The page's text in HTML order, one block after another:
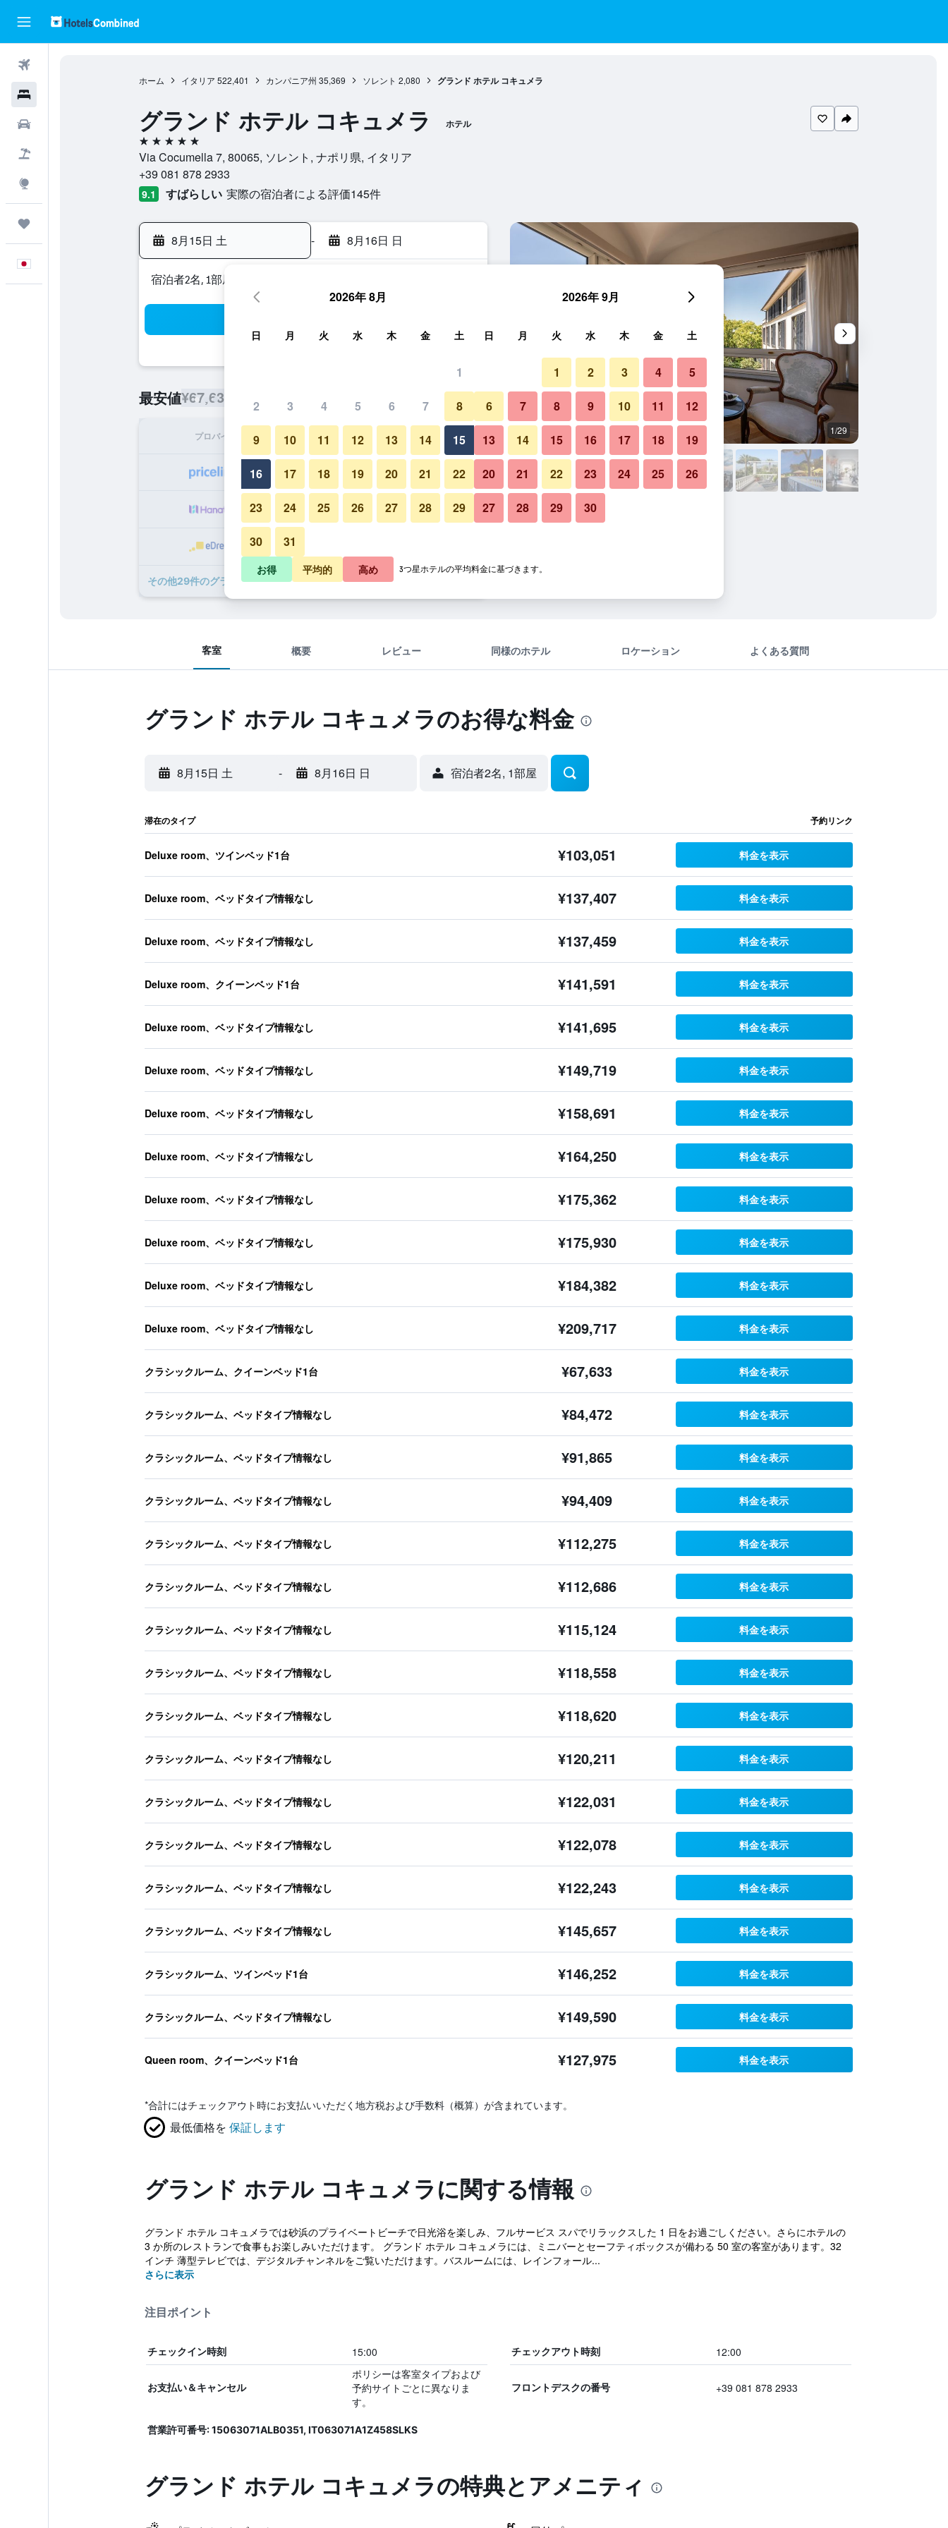
ホーム イタリア 522,401 カンパニア州 35,369 ソレント 2,080 グランド ホテル コキュメラ
グランド ホテル コキュメラ ホテル
5つ星
Via Cocumella 7, 80065, ソレント, ナポリ県, イタリア
+39 081 878 2933
9.1 すばらしい 実際の宿泊者による評価145​件
8月15日 土 - 8月16日 日
宿泊者2名, 1​部屋
最安値¥67,633
プロバイダ 1泊あたり合計
¥67,633 プランを見る
¥84,472 プランを見る
​その他29​件のグランド ホテル コキュメラのオファー
バルコニー 1/29
グランド ホテル コキュメラの写真
客室 概要 レビュー 同様のホテル ロケーション よくある質問
グランド ホテル コキュメラのお得な料金
8月15日 土 - 8月16日 日 宿泊者2名, 1​部屋
滞在のタイプ 予約リンク
Deluxe room、ツインベッド1台 ¥103,051 料金を表示
Deluxe room、ベッドタイプ情報なし ¥137,407 料金を表示
Deluxe room、ベッドタイプ情報なし ¥137,459 料金を表示
Deluxe room、クイーンベッド1台 ¥141,591 料金を表示
Deluxe room、ベッドタイプ情報なし ¥141,695 料金を表示
Deluxe room、ベッドタイプ情報なし ¥149,719 料金を表示
Deluxe room、ベッドタイプ情報なし ¥158,691 料金を表示
Deluxe room、ベッドタイプ情報なし ¥164,250 料金を表示
Deluxe room、ベッドタイプ情報なし ¥175,362 料金を表示
Deluxe room、ベッドタイプ情報なし ¥175,930 料金を表示
Deluxe room、ベッドタイプ情報なし ¥184,382 料金を表示
Deluxe room、ベッドタイプ情報なし ¥209,717 料金を表示
クラシックルーム、クイーンベッド1台 ¥67,633 料金を表示
クラシックルーム、ベッドタイプ情報なし ¥84,472 料金を表示
クラシックルーム、ベッドタイプ情報なし ¥91,865 料金を表示
クラシックルーム、ベッドタイプ情報なし ¥94,409 料金を表示
クラシックルーム、ベッドタイプ情報なし ¥112,275 料金を表示
クラシックルーム、ベッドタイプ情報なし ¥112,686 料金を表示
クラシックルーム、ベッドタイプ情報なし ¥115,124 料金を表示
クラシックルーム、ベッドタイプ情報なし ¥118,558 料金を表示
クラシックルーム、ベッドタイプ情報なし ¥118,620 料金を表示
クラシックルーム、ベッドタイプ情報なし ¥120,211 料金を表示
クラシックルーム、ベッドタイプ情報なし ¥122,031 料金を表示
クラシックルーム、ベッドタイプ情報なし ¥122,078 料金を表示
クラシックルーム、ベッドタイプ情報なし ¥122,243 料金を表示
クラシックルーム、ベッドタイプ情報なし ¥145,657 料金を表示
クラシックルーム、ツインベッド1台 ¥146,252 料金を表示
クラシックルーム、ベッドタイプ情報なし ¥149,590 料金を表示
Queen room、クイーンベッド1台 ¥127,975 料金を表示
*合計にはチェックアウト時にお支払いいただく地方税および手数料（概算）が含まれています。
最低価格を 保証します
グランド ホテル コキュメラに関する情報
グランド ホテル コキュメラでは砂浜のプライベートビーチで日光浴を楽しみ、フルサービス スパでリラックスした 1 日をお過ごしください。さらにホテルの
3 か所のレストランで食事もお楽しみいただけます。 グランド ホテル コキュメラには、ミニバーとセーフティボックスが備わる 50 室の客室があります。32
インチ 薄型テレビでは、デジタルチャンネルをご覧いただけます。バスルームには、レインフォール...
さらに表示
注目ポイント
チェックイン時刻 15:00 チェックアウト時刻 12:00
お支払い＆キャンセル
ポリシーは客室タイプおよび
予約サイトごとに異なりま
す。
フロントデスクの番号 +39 081 878 2933
営業許可番号: 15063071ALB0351, IT063071A1Z458SLKS
グランド ホテル コキュメラの特典とアメニティ
2026年 8月
日 月 火 水 木 金 土
1
2 3 4 5 6 7 8
9 10 11 12 13 14 15
16 17 18 19 20 21 22
23 24 25 26 27 28 29
30 31
2026年 9月
日 月 火 水 木 金 土
1 2 3 4 5
6 7 8 9 10 11 12
13 14 15 16 17 18 19
20 21 22 23 24 25 26
27 28 29 30
お得 平均的 高め 3つ星ホテルの平均料金に基づきます。